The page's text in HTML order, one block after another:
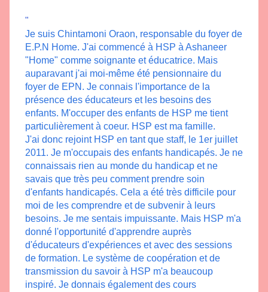
"
Je suis Chintamoni Oraon, responsable du foyer de
E.P.N Home. J'ai commencé à HSP à Ashaneer
"Home" comme soignante et éducatrice. Mais
auparavant j'ai moi-même été pensionnaire du
foyer de EPN. Je connais l'importance de la
présence des éducateurs et les besoins des
enfants. M'occuper des enfants de HSP me tient
particulièrement à coeur. HSP est ma famille.
J'ai donc rejoint HSP en tant que staff, le 1er juillet
2011. Je m'occupais des enfants handicapés. Je ne
connaissais rien au monde du handicap et ne
savais que très peu comment prendre soin
d'enfants handicapés. Cela a été très difficile pour
moi de les comprendre et de subvenir à leurs
besoins. Je me sentais impuissante. Mais HSP m'a
donné l'opportunité d'apprendre auprès
d'éducateurs d'expériences et avec des sessions
de formation. Le système de coopération et de
transmission du savoir à HSP m'a beaucoup
inspiré. Je donnais également des cours